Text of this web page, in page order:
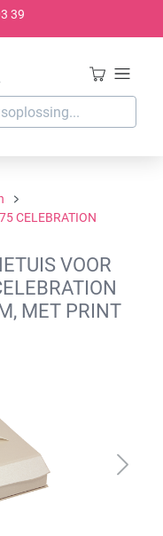
39
CELEBRATION
VOOR
MET PRINT